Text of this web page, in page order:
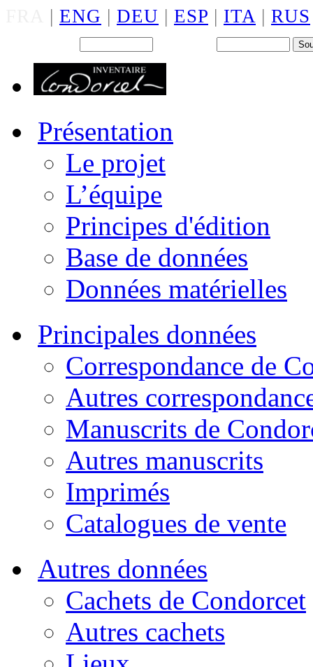
| ENG | DEU | ESP | ITA | RUS
Présentation
Le projet
L’équipe
Principes d'édition
Base de données
Données matérielles
Principales données
Correspondance de
Autres
Manuscrits de
Autres manuscrits
Imprimés
Catalogues de vente
Autres données
Cachets de Condorcet
Autres cachets